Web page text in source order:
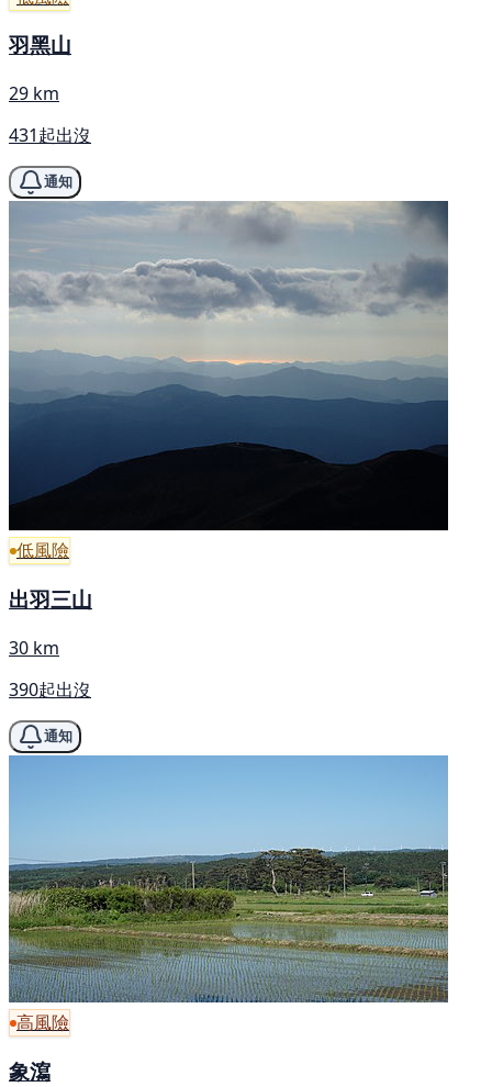
羽黑山
29 km
431起出沒
通知
低風險
出羽三山
30 km
390起出沒
通知
高風險
象瀉